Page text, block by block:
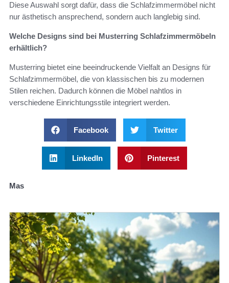
Diese Auswahl sorgt dafür, dass die Schlafzimmermöbel nicht
nur ästhetisch ansprechend, sondern auch langlebig sind.
Welche Designs sind bei Musterring Schlafzimmermöbeln
erhältlich?
Musterring bietet eine beeindruckende Vielfalt an Designs für
Schlafzimmermöbel, die von klassischen bis zu modernen
Stilen reichen. Dadurch können die Möbel nahtlos in
verschiedene Einrichtungsstile integriert werden.
Facebook Twitter
LinkedIn Pinterest
Mas